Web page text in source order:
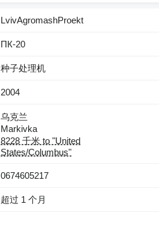
LvivAgromashProekt
ПК-20
种子处理机
2004
乌克兰
Markivka
8228 千米 to "United
States/Columbus"
0674605217
超过 1 个月